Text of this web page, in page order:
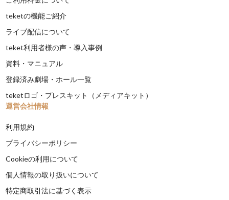
teketの機能ご紹介
ライブ配信について
teket利用者様の声・導入事例
資料・マニュアル
登録済み劇場・ホール一覧
teketロゴ・プレスキット（メディアキット）
運営会社情報
利用規約
プライバシーポリシー
Cookieの利用について
個人情報の取り扱いについて
特定商取引法に基づく表示